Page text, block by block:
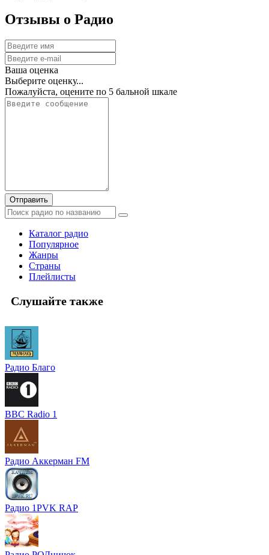
Отзывы о Радио
Ваша оценка
Выберите оценку...
Пожалуйста, оцените по 5 бальной шкале
Отправить
Каталог радио
Популярное
Жанры
Страны
Плейлисты
Слушайте также
Радио Благо
BBC Radio 1
Радио Аккерман FM
Радио 1PVK RAP